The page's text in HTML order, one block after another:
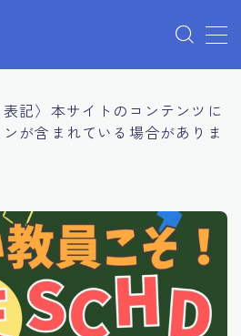
表記〉本サイトのコンテンツに
が含まれている場合がありま